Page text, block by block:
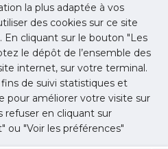
la plus adaptée à vos
des cookies sur ce site
cliquant sur le bouton "Les
le dépôt de l’ensemble des
internet, sur votre terminal.
de suivi statistiques et
améliorer votre visite sur
refuser en cliquant sur
ou "Voir les préférences"
med-idf.org/club-utilisateurs-